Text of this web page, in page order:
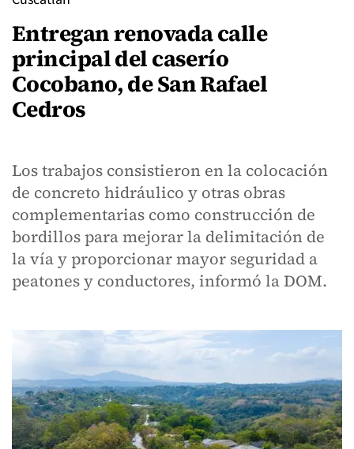
Entregan renovada calle
principal del caserío
Cocobano, de San Rafael
Cedros
Los trabajos consistieron en la colocación
de concreto hidráulico y otras obras
complementarias como construcción de
bordillos para mejorar la delimitación de
la vía y proporcionar mayor seguridad a
peatones y conductores, informó la DOM.